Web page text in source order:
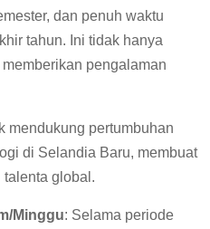
dan penuh waktu
tahun. Ini tidak hanya
pengalaman
mendukung pertumbuhan
di Selandia Baru, membuat
global.
Minggu: Selama periode